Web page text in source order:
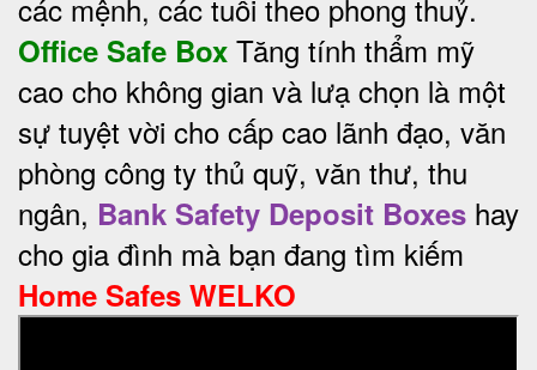
các mệnh, các tuổi theo phong thuỷ.
Office Safe Box Tăng tính thẩm mỹ
cao cho không gian và lưạ chọn là một
sự tuyệt vời cho cấp cao lãnh đạo, văn
phòng công ty thủ quỹ, văn thư, thu
ngân, Bank Safety Deposit Boxes hay
cho gia đình mà bạn đang tìm kiếm
Home Safes WELKO